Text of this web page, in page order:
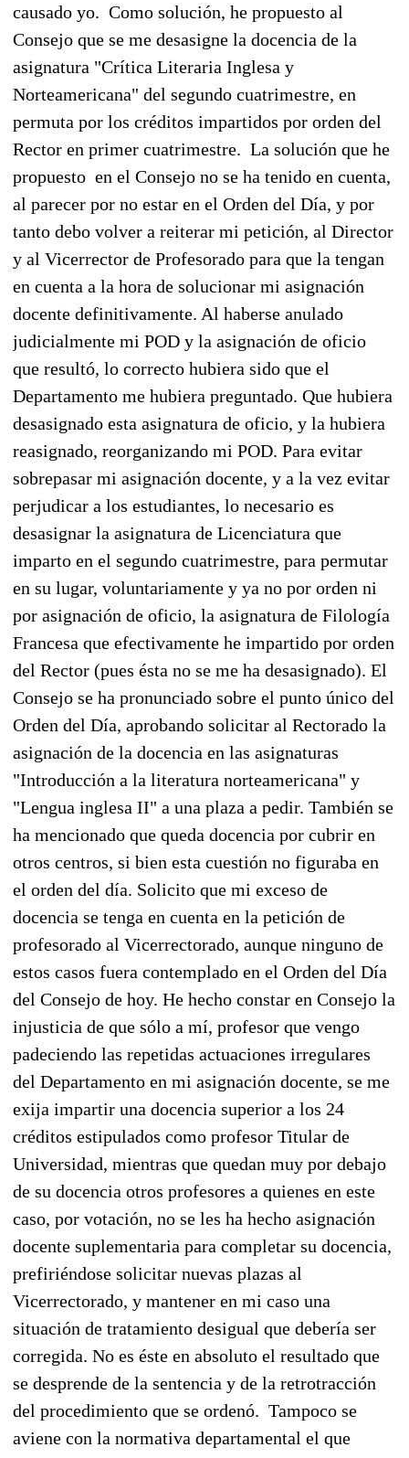
causado yo. Como solución, he propuesto al
Consejo que se me desasigne la docencia de la
asignatura "Crítica Literaria Inglesa y
Norteamericana" del segundo cuatrimestre, en
permuta por los créditos impartidos por orden del
Rector en primer cuatrimestre. La solución que he
propuesto en el Consejo no se ha tenido en cuenta,
al parecer por no estar en el Orden del Día, y por
tanto debo volver a reiterar mi petición, al Director
y al Vicerrector de Profesorado para que la tengan
en cuenta a la hora de solucionar mi asignación
docente definitivamente. Al haberse anulado
judicialmente mi POD y la asignación de oficio
que resultó, lo correcto hubiera sido que el
Departamento me hubiera preguntado. Que hubiera
desasignado esta asignatura de oficio, y la hubiera
reasignado, reorganizando mi POD. Para evitar
sobrepasar mi asignación docente, y a la vez evitar
perjudicar a los estudiantes, lo necesario es
desasignar la asignatura de Licenciatura que
imparto en el segundo cuatrimestre, para permutar
en su lugar, voluntariamente y ya no por orden ni
por asignación de oficio, la asignatura de Filología
Francesa que efectivamente he impartido por orden
del Rector (pues ésta no se me ha desasignado). El
Consejo se ha pronunciado sobre el punto único del
Orden del Día, aprobando solicitar al Rectorado la
asignación de la docencia en las asignaturas
"Introducción a la literatura norteamericana" y
"Lengua inglesa II" a una plaza a pedir. También se
ha mencionado que queda docencia por cubrir en
otros centros, si bien esta cuestión no figuraba en
el orden del día. Solicito que mi exceso de
docencia se tenga en cuenta en la petición de
profesorado al Vicerrectorado, aunque ninguno de
estos casos fuera contemplado en el Orden del Día
del Consejo de hoy. He hecho constar en Consejo la
injusticia de que sólo a mí, profesor que vengo
padeciendo las repetidas actuaciones irregulares
del Departamento en mi asignación docente, se me
exija impartir una docencia superior a los 24
créditos estipulados como profesor Titular de
Universidad, mientras que quedan muy por debajo
de su docencia otros profesores a quienes en este
caso, por votación, no se les ha hecho asignación
docente suplementaria para completar su docencia,
prefiriéndose solicitar nuevas plazas al
Vicerrectorado, y mantener en mi caso una
situación de tratamiento desigual que debería ser
corregida. No es éste en absoluto el resultado que
se desprende de la sentencia y de la retrotracción
del procedimiento que se ordenó. Tampoco se
aviene con la normativa departamental el que